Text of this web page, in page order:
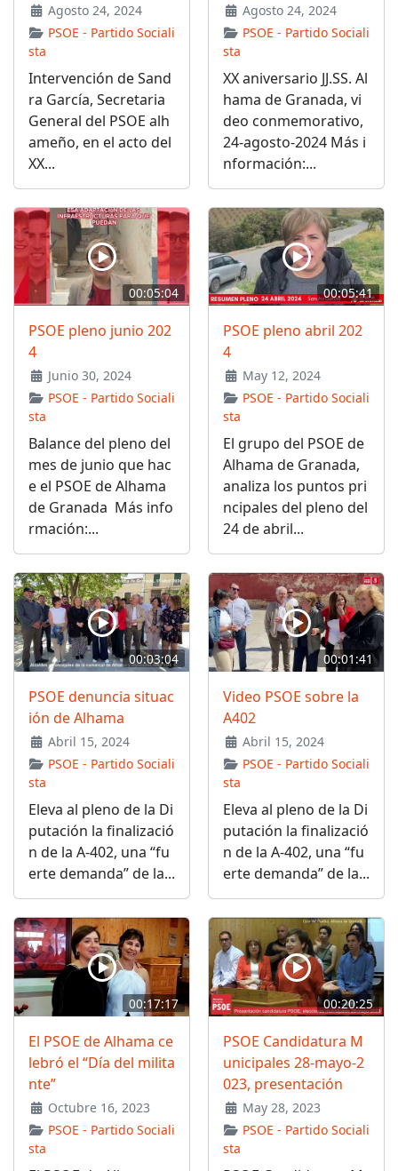
Agosto 24, 2024
PSOE - Partido Sociali
sta
Intervención de Sand
ra García, Secretaria
General del PSOE alh
ameño, en el acto del
XX...
Agosto 24, 2024
PSOE - Partido Sociali
sta
XX aniversario JJ.SS. Al
hama de Granada, vi
deo conmemorativo,
24-agosto-2024 Más i
nformación:...
00:05:04
PSOE pleno junio 202
4
Junio 30, 2024
PSOE - Partido Sociali
sta
Balance del pleno del
mes de junio que hac
e el PSOE de Alhama
de Granada Más info
rmación:...
00:05:41
PSOE pleno abril 202
4
May 12, 2024
PSOE - Partido Sociali
sta
El grupo del PSOE de
Alhama de Granada,
analiza los puntos pri
ncipales del pleno del
24 de abril...
00:03:04
PSOE denuncia situac
ión de Alhama
Abril 15, 2024
PSOE - Partido Sociali
sta
Eleva al pleno de la Di
putación la finalizació
n de la A-402, una “fu
erte demanda” de la...
00:01:41
Video PSOE sobre la
A402
Abril 15, 2024
PSOE - Partido Sociali
sta
Eleva al pleno de la Di
putación la finalizació
n de la A-402, una “fu
erte demanda” de la...
00:17:17
El PSOE de Alhama ce
lebró el “Día del milita
nte”
Octubre 16, 2023
PSOE - Partido Sociali
sta
00:20:25
PSOE Candidatura M
unicipales 28-mayo-2
023, presentación
May 28, 2023
PSOE - Partido Sociali
sta